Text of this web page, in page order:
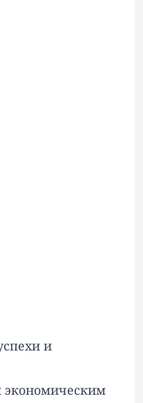
и
экономическим